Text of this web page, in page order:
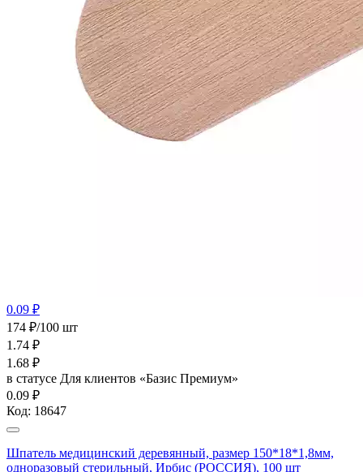
0.09 ₽
174 ₽/100 шт
1.74 ₽
1.68 ₽
в статусе Для клиентов «Базис Премиум»
0.09 ₽
Код: 18647
Шпатель медицинский деревянный, размер 150*18*1,8мм,
одноразовый стерильный, Ирбис (РОССИЯ), 100 шт